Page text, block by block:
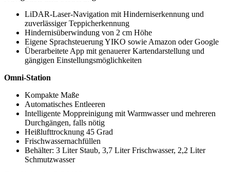
LiDAR-Laser-Navigation mit Hinderniserkennung und
zuverlässiger Teppicherkennung
Hindernisüberwindung von 2 cm Höhe
Eigene Sprachsteuerung YIKO sowie Amazon oder Google
Überarbeitete App mit genauerer Kartendarstellung und
gängigen Einstellungsmöglichkeiten
Omni-Station
Kompakte Maße
Automatisches Entleeren
Intelligente Moppreinigung mit Warmwasser und mehreren
Durchgängen, falls nötig
Heißlufttrocknung 45 Grad
Frischwassernachfüllen
Behälter: 3 Liter Staub, 3,7 Liter Frischwasser, 2,2 Liter
Schmutzwasser